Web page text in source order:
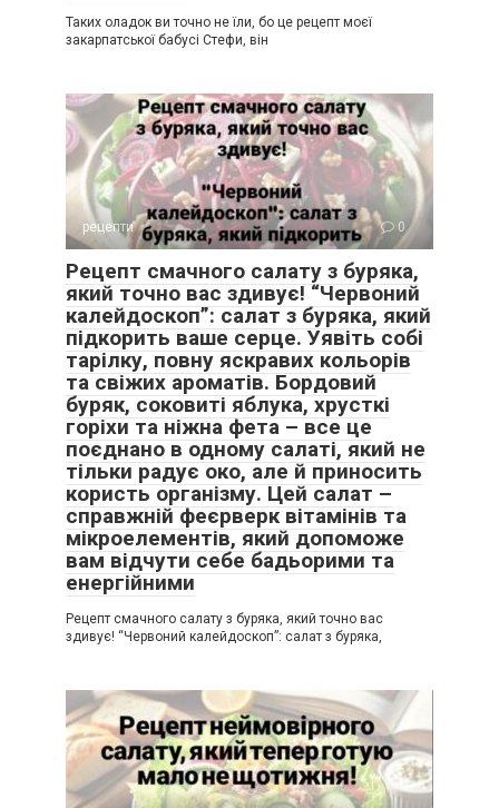
Таких оладок ви точно не їли, бо це рецепт моєї
закарпатської бабусі Стефи, він
рецепти 0
Рецепт смачного салату з буряка,
який точно вас здивує! “Червоний
калейдоскоп”: салат з буряка, який
підкорить ваше серце. Уявіть собі
тарілку, повну яскравих кольорів
та свіжих ароматів. Бордовий
буряк, соковиті яблука, хрусткі
горіхи та ніжна фета – все це
поєднано в одному салаті, який не
тільки радує око, але й приносить
користь організму. Цей салат –
справжній феєрверк вітамінів та
мікроелементів, який допоможе
вам відчути себе бадьорими та
енергійними
Рецепт смачного салату з буряка, який точно вас
здивує! “Червоний калейдоскоп”: салат з буряка,